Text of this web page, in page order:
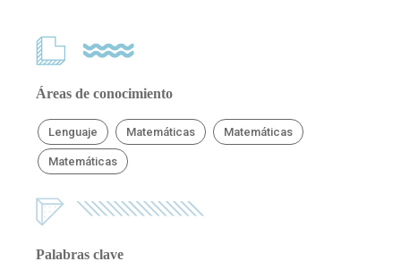
Áreas de conocimiento
Lenguaje Matemáticas Matemáticas
Matemáticas
Palabras clave